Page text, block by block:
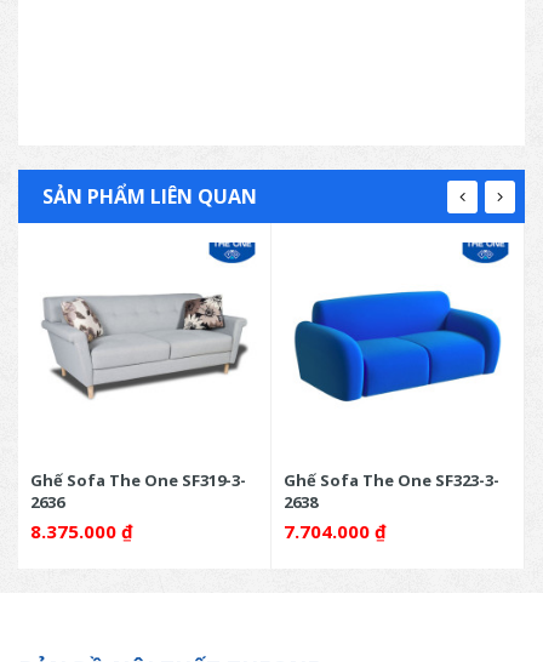
SẢN PHẨM LIÊN QUAN
Ghế Sofa The One SF319-3-
2636
8.375.000 ₫
Ghế Sofa The One SF323-3-
2638
7.704.000 ₫